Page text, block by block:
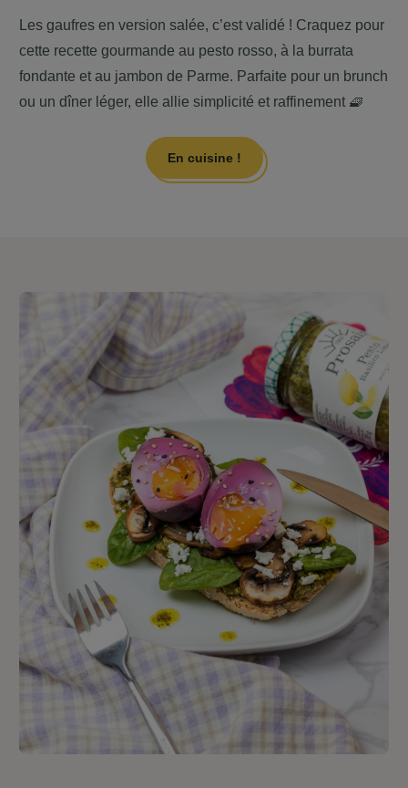
Les gaufres en version salée, c’est validé ! Craquez pour
cette recette gourmande au pesto rosso, à la burrata
fondante et au jambon de Parme. Parfaite pour un brunch
ou un dîner léger, elle allie simplicité et raffinement 🧇
En cuisine !